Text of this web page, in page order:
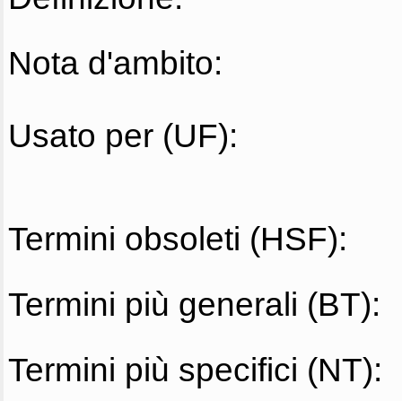
Nota d'ambito:
Usato per (UF):
Termini obsoleti (HSF):
Termini più generali (BT):
Termini più specifici (NT):